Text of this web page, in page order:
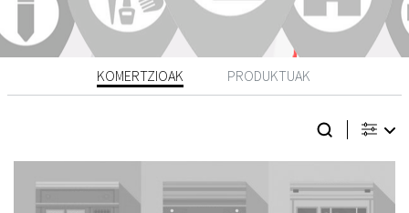
KOMERTZIOAK PRODUKTUAK